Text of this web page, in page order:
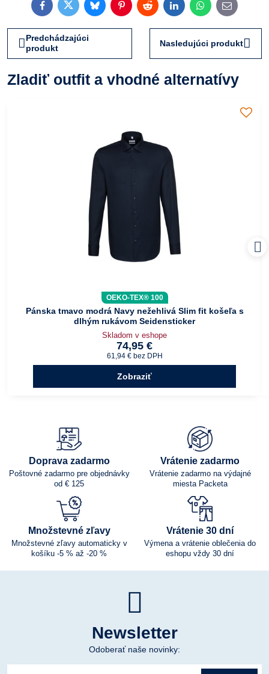
FacebookTwitterBlueskyPinterestRedditLinkedInWhatsApp
E-
mail
Predchádzajúci
produkt
Nasledujúci produkt
Zladiť outfit a vhodné alternatívy
OEKO-TEX® 100
Pánska tmavo modrá Navy nežehlivá Slim fit košeľa s
dlhým rukávom Seidensticker
Skladom v eshope
74,95 €
61,94 € bez DPH
Zobraziť
Doprava zadarmo
Poštovné zadarmo pre objednávky
od € 125
Vrátenie zadarmo
Vrátenie zadarmo na výdajné
miesta Packeta
Množstevné zľavy
Množstevné zľavy automaticky v
košíku -5 % až -20 %
Vrátenie 30 dní
Výmena a vrátenie oblečenia do
eshopu vždy 30 dní
Newsletter
Odoberať naše novinky: